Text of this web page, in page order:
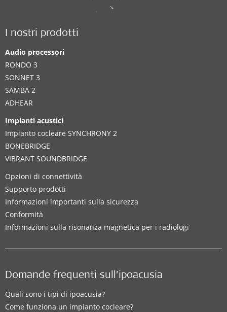
I nostri prodotti
Audio processori
RONDO 3
SONNET 3
SAMBA 2
ADHEAR
Impianti acustici
Impianto cocleare SYNCHRONY 2
BONEBRIDGE
VIBRANT SOUNDBRIDGE
Opzioni di connettività
Supporto prodotti
Informazioni importanti sulla sicurezza
Conformità
Informazioni sulla risonanza magnetica per i radiologi
Domande frequenti sull’ipoacusia
Quali sono i tipi di ipoacusia?
Come funziona un impianto cocleare?